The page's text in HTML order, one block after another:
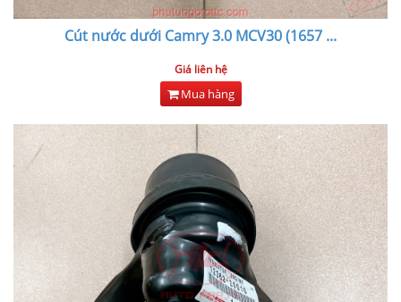
Cút nước dưới Camry 3.0 MCV30 (1657 ...
Giá liên hệ
Mua hàng